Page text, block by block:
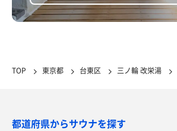
TOP 東京都 台東区 三ノ輪 改栄湯
都道府県からサウナを探す